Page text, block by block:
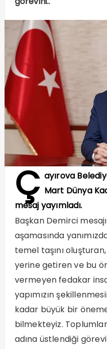
Ç ayırova
Mart Dünya
mesaj yayımladı.
Başkan Demirci
aşamasında
temel taşını
yerine getiren ve bu
vermeyen fedakar
yapımızın
kadar büyük bir
bilmekteyiz.
adına üstlendiği